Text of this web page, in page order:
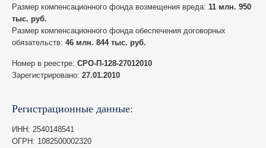
Размер компенсационного фонда возмещения вреда: 11 млн. 950
тыс. руб.
Размер компенсационного фонда обеспечения договорных
обязательств: 46 млн. 844 тыс. руб.
Номер в реестре: СРО-П-128-27012010
Зарегистрировано: 27.01.2010
Регистрационные данные:
ИНН: 2540148541
ОГРН: 1082500002320